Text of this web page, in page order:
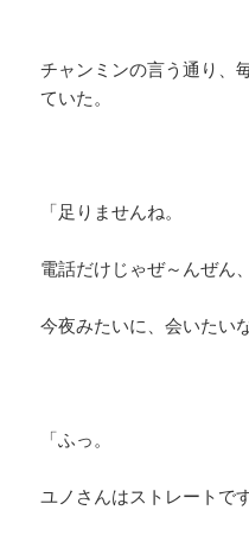
チャンミンの言う通り、
ていた。
「足りませんね。
電話だけじゃぜ～んぜん
今夜みたいに、会いたい
「ふっ。
ユノさんはストレートで